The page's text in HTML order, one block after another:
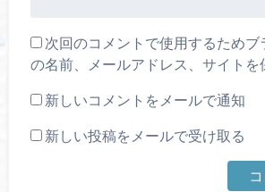
次回のコメントで使用するためブ
の名前、メールアドレス、サイトを
新しいコメントをメールで通知
新しい投稿をメールで受け取る